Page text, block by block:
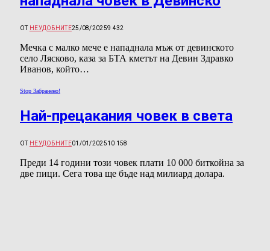
ОТ НЕУДОБНИТЕ25/08/20259 432
Мечка с малко мече е нападнала мъж от девинското
село Лясково, каза за БТА кметът на Девин Здравко
Иванов, който…
Stop Забранено!
Най-прецакания човек в света
ОТ НЕУДОБНИТЕ01/01/202510 158
Преди 14 години този човек плати 10 000 биткойна за
две пици. Сега това ще бъде над милиард долара.